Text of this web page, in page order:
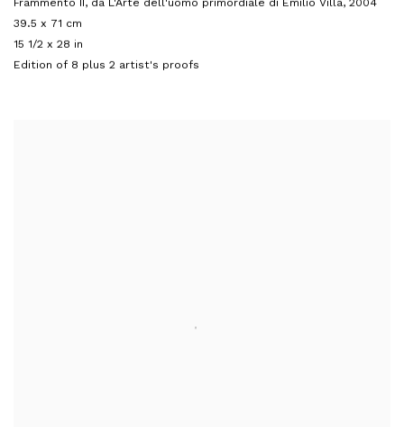
39.5 x 71 cm
15 1/2 x 28 in
Edition of 8 plus 2 artist's proofs